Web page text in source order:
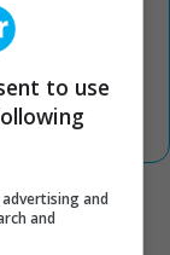
για
to use
and
and